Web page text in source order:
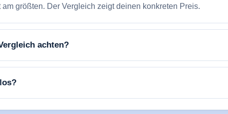
größten. Der Vergleich zeigt deinen konkreten Preis.
achten?